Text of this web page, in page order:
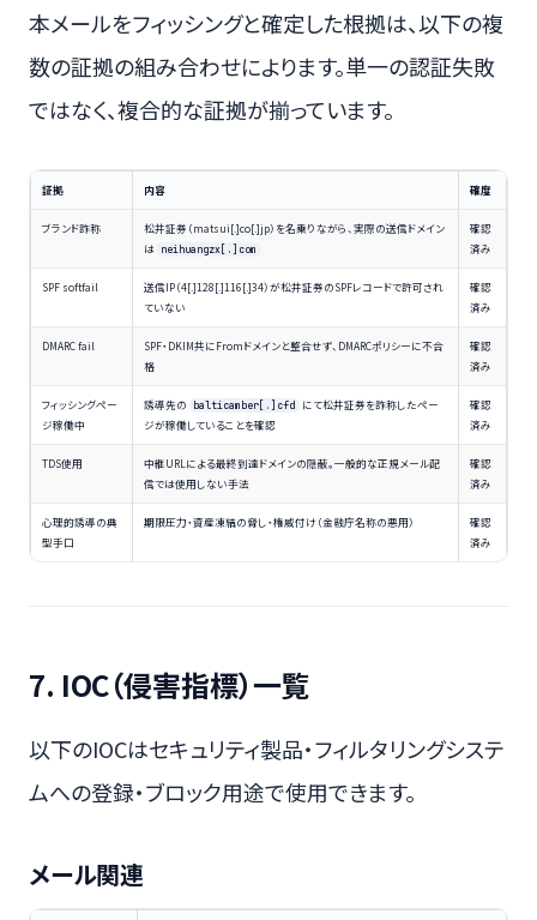
本メールをフィッシングと確定した根拠は、以下の複
数の証拠の組み合わせによります。単一の認証失敗
ではなく、複合的な証拠が揃っています。
証拠 内容 確度
ブランド詐称
松井証券（matsui[.]co[.]jp）を名乗りながら、実際の送信ドメイン
は neihuangzx[.]com
確認
済み
SPF softfail
送信IP（4[.]128[.]116[.]34）が松井証券のSPFレコードで許可され
ていない
確認
済み
DMARC fail
SPF・DKIM共にFromドメインと整合せず、DMARCポリシーに不合
格
確認
済み
フィッシングペー
ジ稼働中
誘導先の balticamber[.]cfd
にて松井証券を詐称したペー
ジが稼働していることを確認
確認
済み
TDS使用
中継URLによる最終到達ドメインの隠蔽。一般的な正規メール配
信では使用しない手法
確認
済み
心理的誘導の典
型手口
期限圧力・資産凍結の脅し・権威付け（金融庁名称の悪用）
確認
済み
7. IOC（侵害指標）一覧
以下のIOCはセキュリティ製品・フィルタリングシステ
ムへの登録・ブロック用途で使用できます。
メール関連